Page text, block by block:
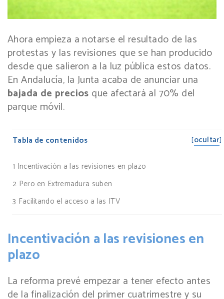
Ahora empieza a notarse el resultado de las
protestas y las revisiones que se han producido
desde que salieron a la luz pública estos datos.
En Andalucía, la Junta acaba de anunciar una
bajada de precios que afectará al 70% del
parque móvil.
Tabla de contenidos [ocultar]
1 Incentivación a las revisiones en plazo
2 Pero en Extremadura suben
3 Facilitando el acceso a las ITV
Incentivación a las revisiones en
plazo
La reforma prevé empezar a tener efecto antes
de la finalización del primer cuatrimestre y su